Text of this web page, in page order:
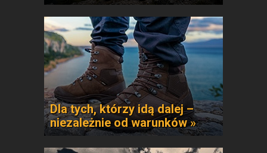
Dla tych, którzy idą dalej –
niezależnie od warunków »